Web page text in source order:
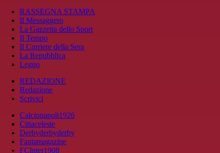
RASSEGNA STAMPA
Il Messaggero
La Gazzetta dello Sport
Il Tempo
Il Corriere della Sera
La Repubblica
Leggo
REDAZIONE
Redazione
Scrivici
Calcionapoli1926
Cittaceleste
Derbyderbyderby
Fantamagazine
FCInter1908